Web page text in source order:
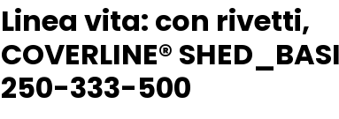
Linea vita: con rivetti,
COVERLINE®
250-333-500